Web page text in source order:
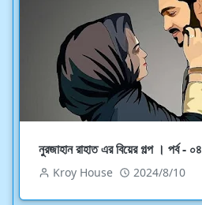
নুরজাহান রাহাত এর বিয়ের গল্প । পর্ব - ০৪
Kroy House 2024/8/10